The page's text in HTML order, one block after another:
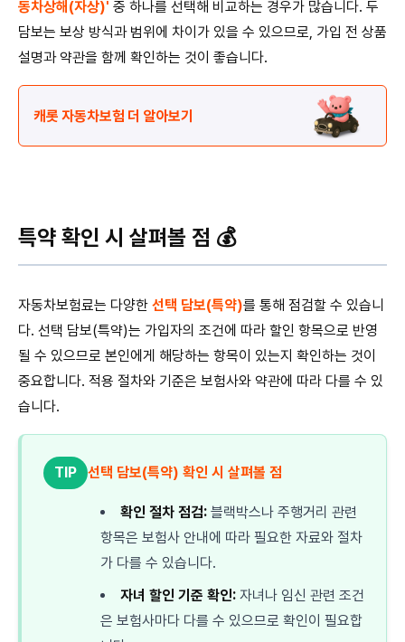
동차상해(자상)' 중 하나를 선택해 비교하는 경우가 많습니다. 두
담보는 보상 방식과 범위에 차이가 있을 수 있으므로, 가입 전 상품
설명과 약관을 함께 확인하는 것이 좋습니다.
캐롯 자동차보험 더 알아보기
특약 확인 시 살펴볼 점 💰
자동차보험료는 다양한 선택 담보(특약)를 통해 점검할 수 있습니
다. 선택 담보(특약)는 가입자의 조건에 따라 할인 항목으로 반영
될 수 있으므로 본인에게 해당하는 항목이 있는지 확인하는 것이
중요합니다. 적용 절차와 기준은 보험사와 약관에 따라 다를 수 있
습니다.
TIP 선택 담보(특약) 확인 시 살펴볼 점
확인 절차 점검: 블랙박스나 주행거리 관련
항목은 보험사 안내에 따라 필요한 자료와 절차
가 다를 수 있습니다.
자녀 할인 기준 확인: 자녀나 임신 관련 조건
은 보험사마다 다를 수 있으므로 확인이 필요합